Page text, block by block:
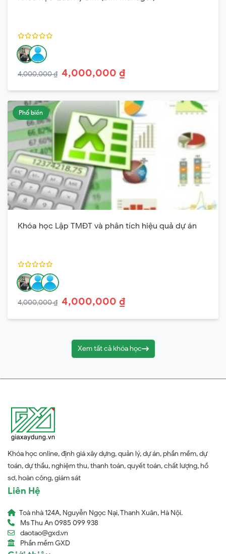
4,000,000 ₫ 4,000,000 ₫
Phổ biến
Khóa học Lập TMĐT và phân tích hiệu quả dự án
4,000,000 ₫ 4,000,000 ₫
Xem tất cả khóa học
Khóa học online, định giá xây dựng, quản lý, dự án, phần mềm, dự
toán, dự thầu, nghiệm thu, thanh toán, quyết toán, chất lượng, hồ
sơ, hoàn công, giám sát
Liên Hệ
Toà nhà 124A, Nguyễn Ngọc Nại, Thanh Xuân, Hà Nội.
Ms Thu An 0985 099 938
daotao@gxd.vn
Phần mềm GXD